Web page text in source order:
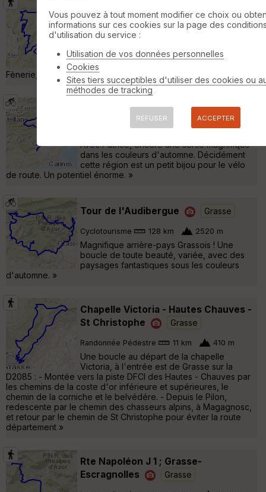
Circuit Mimosa Pégomas
Auribeau-sur-Siagne
Randonnée Pédestre
Circuit en boucle 13 Km au départ chemin de
la Verrerie à la sortie du hameau de la
Fènerie, commune de Pégomas. »
Tour du Cheiron Grasse
Cyclotourisme 160 km 2960 m
Avec Patrice, encore une sortie magnifique
dans les couleurs d'automne. Décidément
cette région est un petit bijou pour le vélo
de route. Un potentiel énorme. »
Tour de l'Audibergue Grasse
Cyclotourisme 128 km 2520 m
Magnifique arrière-pays Grassois ! Une
boucle de toute beauté, variée, avec des
paysages fantastiques sous les couleurs
d'automne. »
Chapelle Victoria - Hautes Chauves -
St Christophe
Grasse
Randonnée Pédestre 11 km 410 m
Une boucle au départ de la chapelle
Victoria, à l'entrée est de Grasse sur la
D2085 : - Montée vers la piste DFCI des Hautes - Chauves par
les chemins de la coste d'or inférieure et supérieures, le
chemin de la corniche et le belvédére. - Depuis le Pilon,
redescente par le chemin des chasseurs alpins, à Magagnosc,
et retour par le chemin de St Christophe pour éviter la route
département »
Rte Napoléon J 1 ; Grasse-
Escragnolles
Grasse
Vous pouvez à tout moment modifier ce choix ou
informations sur ces cookies sur la page des
d'utilisation du service :
Utilisation de vos données personnelles
Cookies
Sites tiers succeptibles d'utiliser des cookies ou
méthodes de tracking
REFUSER ACCEPTER